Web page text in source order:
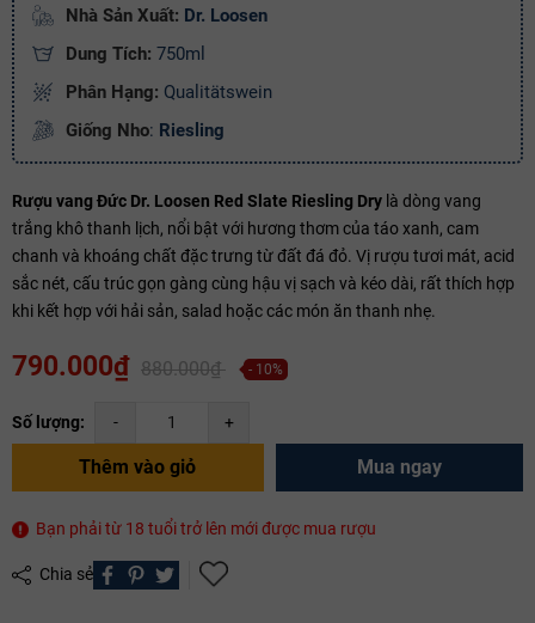
Nhà Sản Xuất: Dr. Loosen
Dung Tích: 750ml
Phân Hạng: Qualitätswein
Giống Nho: Riesling
Rượu vang Đức Dr. Loosen Red Slate Riesling Dry là dòng vang
trắng khô thanh lịch, nổi bật với hương thơm của táo xanh, cam
chanh và khoáng chất đặc trưng từ đất đá đỏ. Vị rượu tươi mát, acid
sắc nét, cấu trúc gọn gàng cùng hậu vị sạch và kéo dài, rất thích hợp
khi kết hợp với hải sản, salad hoặc các món ăn thanh nhẹ.
790.000₫ 880.000₫ - 10%
Số lượng: - +
Thêm vào giỏ Mua ngay
Bạn phải từ 18 tuổi trở lên mới được mua rượu
Chia sẻ